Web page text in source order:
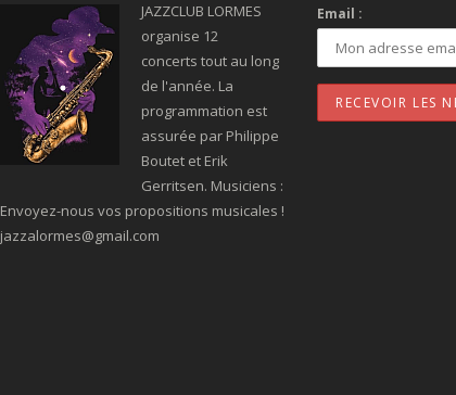
JAZZCLUB LORMES
organise 12
concerts tout au long
de l'année. La
programmation est
assurée par Philippe
Boutet et Erik
Gerritsen. Musiciens :
Envoyez-nous vos propositions musicales !
jazzalormes@gmail.com
Email :